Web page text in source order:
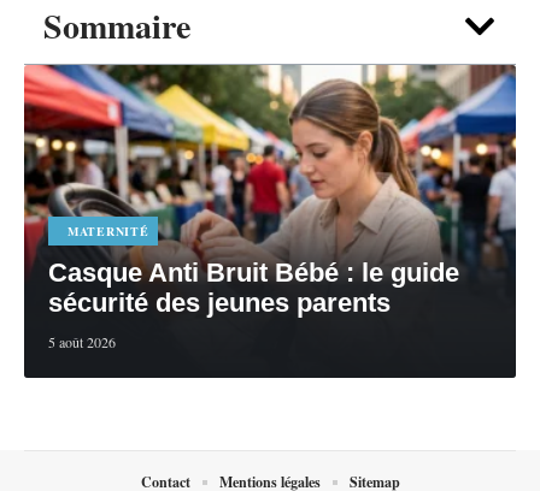
Sommaire
MATERNITÉ
Casque Anti Bruit Bébé : le guide
sécurité des jeunes parents
5 août 2026
Contact Mentions légales Sitemap